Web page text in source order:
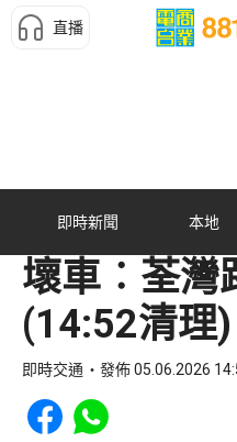
直播
即時新聞 本地
壞車︰荃灣
(14:52清理)
即時交通 發佈 05.06.2026
Share to Facebook
Share to WhatsApp